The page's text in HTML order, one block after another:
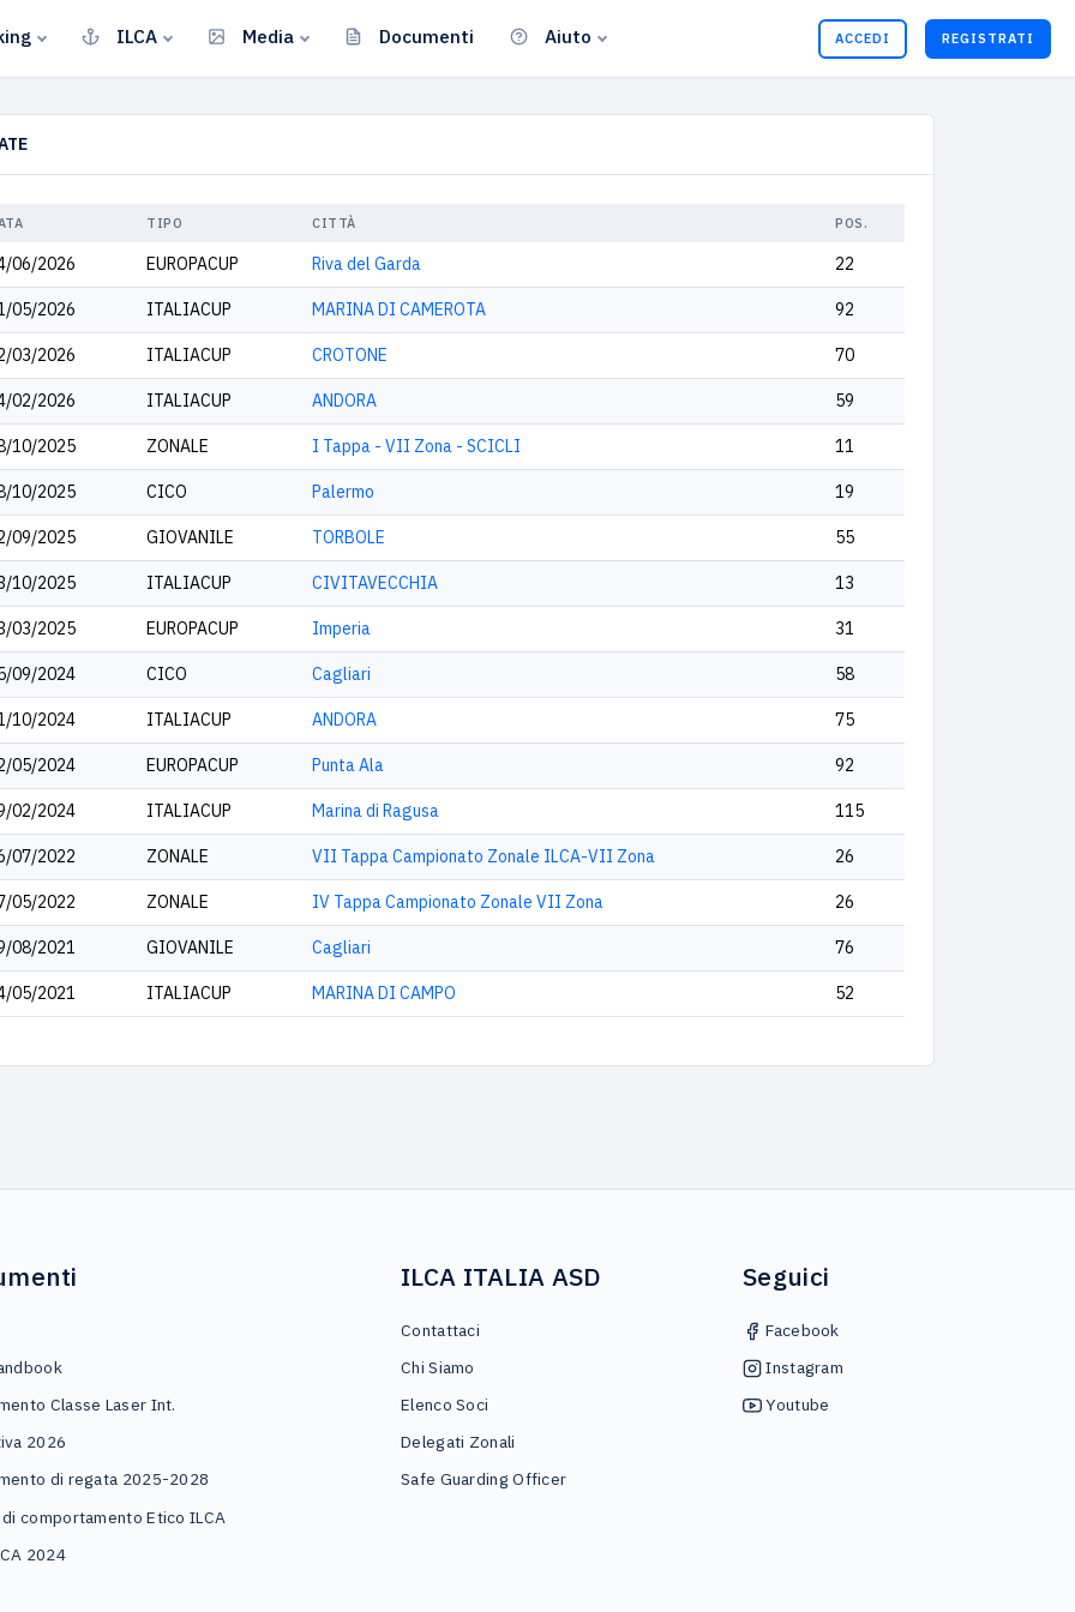
ILCA Media Documenti Aiuto ACCEDI REGISTRATI
TIPO CITTÀ POS.
06/2026 EUROPACUP Riva del Garda 22
05/2026 ITALIACUP MARINA DI CAMEROTA 92
03/2026 ITALIACUP CROTONE 70
02/2026 ITALIACUP ANDORA 59
10/2025 ZONALE I Tappa - VII Zona - SCICLI 11
10/2025 CICO Palermo 19
09/2025 GIOVANILE TORBOLE 55
10/2025 ITALIACUP CIVITAVECCHIA 13
03/2025 EUROPACUP Imperia 31
09/2024 CICO Cagliari 58
10/2024 ITALIACUP ANDORA 75
05/2024 EUROPACUP Punta Ala 92
02/2024 ITALIACUP Marina di Ragusa 115
07/2022 ZONALE VII Tappa Campionato Zonale ILCA-VII Zona 26
05/2022 ZONALE IV Tappa Campionato Zonale VII Zona 26
08/2021 GIOVANILE Cagliari 76
05/2021 ITALIACUP MARINA DI CAMPO 52
Classe Laser Int.
2026
di regata 2025-2028
comportamento Etico ILCA
2024
ILCA ITALIA ASD
Contattaci
Chi Siamo
Elenco Soci
Delegati Zonali
Safe Guarding Officer
Seguici
Facebook
Instagram
Youtube